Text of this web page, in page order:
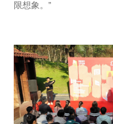
限想象。”